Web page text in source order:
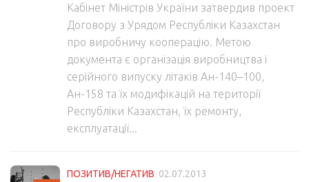
Кабінет Міністрів України затвердив проект
Договору з Урядом Республіки Казахстан
про виробничу кооперацію. Метою
документа є організація виробництва і
серійного випуску літаків Ан-140–100,
Ан-158 та їх модифікацій на території
Республіки Казахстан, їх ремонту,
експлуатації...
ПОЗИТИВ/НЕГАТИВ 02.07.2013